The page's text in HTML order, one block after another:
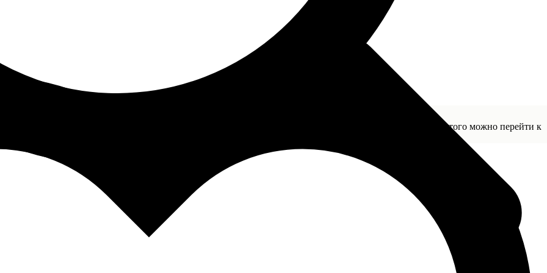
выберите понравившийся флакон для выбранного объема аромата и также добавьте его корзину. После этого можно перейти к
После отправки заказа с вами свяжется наш менеджер для подтверждения заказа.